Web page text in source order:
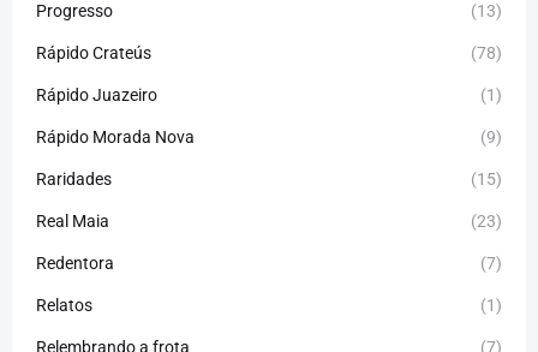
Progresso (13)
Rápido Crateús (78)
Rápido Juazeiro (1)
Rápido Morada Nova (9)
Raridades (15)
Real Maia (23)
Redentora (7)
Relatos (1)
Relembrando a frota (7)